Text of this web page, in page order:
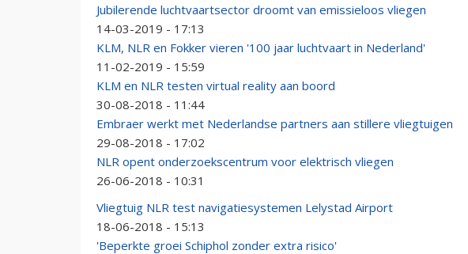
Jubilerende luchtvaartsector droomt van emissieloos vliegen
14-03-2019 - 17:13
KLM, NLR en Fokker vieren '100 jaar luchtvaart in Nederland'
11-02-2019 - 15:59
KLM en NLR testen virtual reality aan boord
30-08-2018 - 11:44
Embraer werkt met Nederlandse partners aan stillere vliegtuigen
29-08-2018 - 17:02
NLR opent onderzoekscentrum voor elektrisch vliegen
26-06-2018 - 10:31
Vliegtuig NLR test navigatiesystemen Lelystad Airport
18-06-2018 - 15:13
'Beperkte groei Schiphol zonder extra risico'